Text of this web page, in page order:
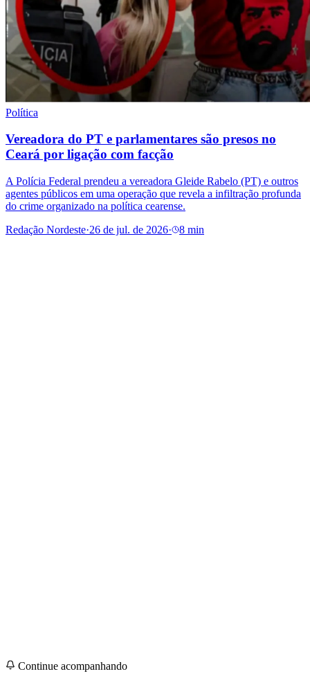
Política
Vereadora do PT e parlamentares são presos no
Ceará por ligação com facção
A Polícia Federal prendeu a vereadora Gleide Rabelo (PT) e outros
agentes públicos em uma operação que revela a infiltração profunda
do crime organizado na política cearense.
Redação Nordeste·26 de jul. de 2026· 8 min
Continue acompanhando